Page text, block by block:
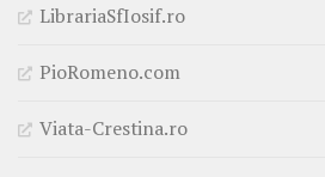
LibrariaSfIosif.ro
PioRomeno.com
Viata-Crestina.ro